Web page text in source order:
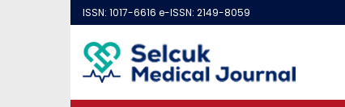
ISSN: 1017-6616 e-ISSN: 2149-8059